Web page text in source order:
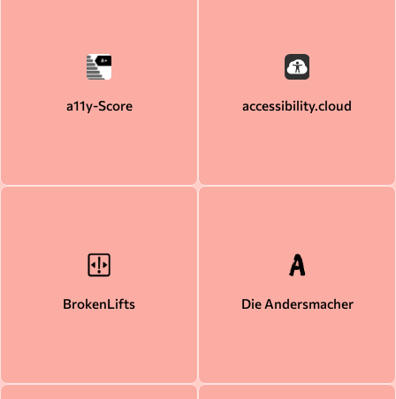
a11y-Score accessibility.cloud
BrokenLifts Die Andersmacher